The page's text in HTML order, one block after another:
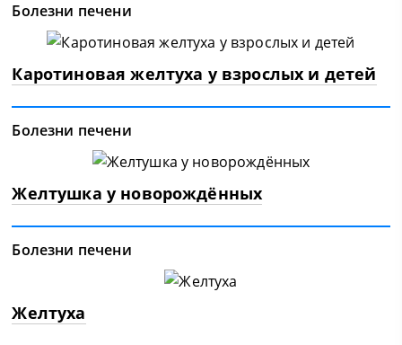
Болезни печени
Каротиновая желтуха у взрослых и детей
Болезни печени
Желтушка у новорождённых
Болезни печени
Желтуха